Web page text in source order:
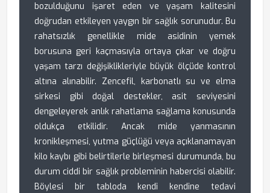
bozulduğunu işaret eden ve yaşam kalitesini
doğrudan etkileyen yaygın bir sağlık sorunudur. Bu
rahatsızlık genellikle mide asidinin yemek
borusuna geri kaçmasıyla ortaya çıkar ve doğru
yaşam tarzı değişiklikleriyle büyük ölçüde kontrol
altına alınabilir. Zencefil, karbonatlı su ve elma
sirkesi gibi doğal destekler, asit seviyesini
dengeleyerek anlık rahatlama sağlama konusunda
oldukça etkilidir. Ancak mide yanmasının
kronikleşmesi, yutma güçlüğü veya açıklanamayan
kilo kaybı gibi belirtilerle birleşmesi durumunda, bu
durum ciddi bir sağlık probleminin habercisi olabilir.
Böylesi bir tabloda kendi kendine tedavi